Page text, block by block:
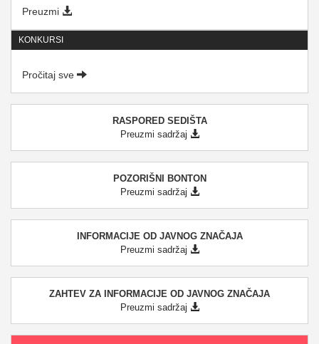
Preuzmi
KONKURSI
Pročitaj sve
RASPORED SEDIŠTA
Preuzmi sadržaj
POZORIŠNI BONTON
Preuzmi sadržaj
INFORMACIJE OD JAVNOG ZNAČAJA
Preuzmi sadržaj
ZAHTEV ZA INFORMACIJE OD JAVNOG ZNAČAJA
Preuzmi sadržaj